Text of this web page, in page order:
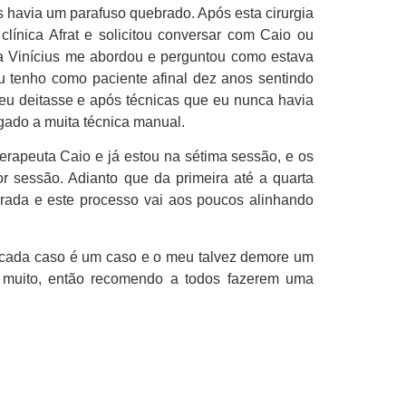
um parafuso quebrado. Após esta cirurgia
Afrat e solicitou conversar com Caio ou
me abordou e perguntou como estava
como paciente afinal dez anos sentindo
deitasse e após técnicas que eu nunca havia
a muita técnica manual.
Caio e já estou na sétima sessão, e os
sessão. Adianto que da primeira até a quarta
e este processo vai aos poucos alinhando
caso é um caso e o meu talvez demore um
então recomendo a todos fazerem uma